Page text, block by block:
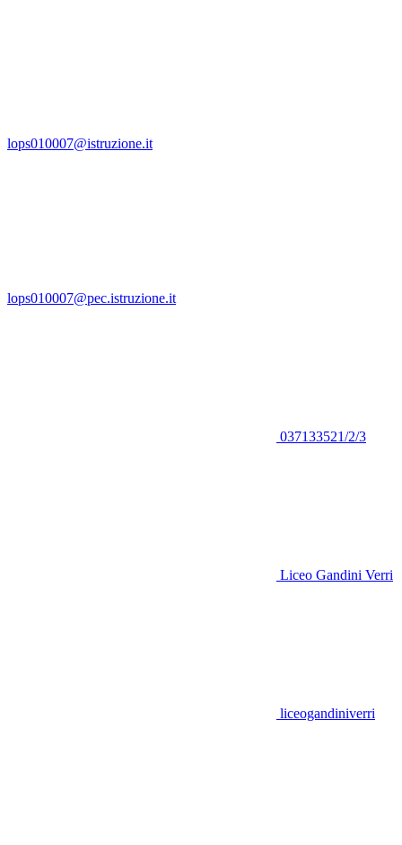
lops010007@istruzione.it
lops010007@pec.istruzione.it
037133521/2/3
Liceo Gandini Verri
liceogandiniverri